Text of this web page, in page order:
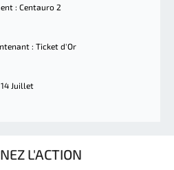
: Centauro 2
: Ticket d'Or
Juillet
L'ACTION